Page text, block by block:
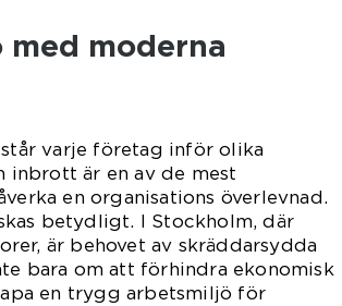
moderna
varje företag inför olika
inbrott är en av de mest
en organisations överlevnad.
betydligt. I Stockholm, där
är behovet av skräddarsydda
bara om att förhindra ekonomisk
en trygg arbetsmiljö för